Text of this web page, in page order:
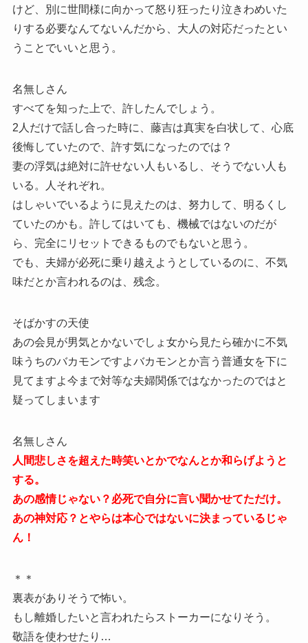
けど、別に世間様に向かって怒り狂ったり泣きわめいた
りする必要なんてないんだから、大人の対応だったとい
うことでいいと思う。
名無しさん
すべてを知った上で、許したんでしょう。
2人だけで話し合った時に、藤吉は真実を白状して、心底
後悔していたので、許す気になったのでは？
妻の浮気は絶対に許せない人もいるし、そうでない人も
いる。人それぞれ。
はしゃいでいるように見えたのは、努力して、明るくし
ていたのかも。許してはいても、機械ではないのだが
ら、完全にリセットできるものでもないと思う。
でも、夫婦が必死に乗り越えようとしているのに、不気
味だとか言われるのは、残念。
そばかすの天使
あの会見が男気とかないでしょ女から見たら確かに不気
味うちのバカモンですよバカモンとか言う普通女を下に
見てますよ今まで対等な夫婦関係ではなかったのではと
疑ってしまいます
名無しさん
人間悲しさを超えた時笑いとかでなんとか和らげようと
する。
あの感情じゃない？必死で自分に言い聞かせてただけ。
あの神対応？とやらは本心ではないに決まっているじゃ
ん！
＊＊
裏表がありそうで怖い。
もし離婚したいと言われたらストーカーになりそう。
敬語を使わせたり…